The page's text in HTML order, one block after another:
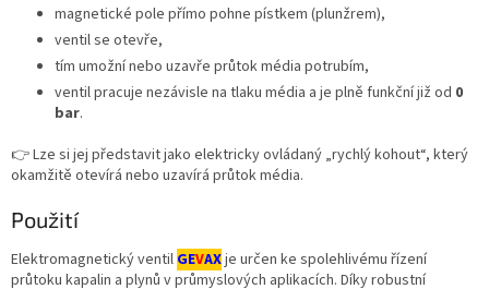
magnetické pole přímo pohne pístkem (plunžrem),
ventil se otevře,
tím umožní nebo uzavře průtok média potrubím,
ventil pracuje nezávisle na tlaku média a je plně funkční již od 0
bar.
👉 Lze si jej představit jako elektricky ovládaný „rychlý kohout“, který
okamžitě otevírá nebo uzavírá průtok média.
Použití
Elektromagnetický ventil GEVAXje určen ke spolehlivému řízení
průtoku kapalin a plynů v průmyslových aplikacích. Díky robustní